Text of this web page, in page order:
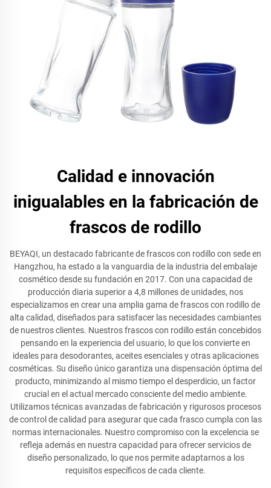
Calidad e innovación
inigualables en la fabricación de
frascos de rodillo
BEYAQI, un destacado fabricante de frascos con rodillo con sede en
Hangzhou, ha estado a la vanguardia de la industria del embalaje
cosmético desde su fundación en 2017. Con una capacidad de
producción diaria superior a 4,8 millones de unidades, nos
especializamos en crear una amplia gama de frascos con rodillo de
alta calidad, diseñados para satisfacer las necesidades cambiantes
de nuestros clientes. Nuestros frascos con rodillo están concebidos
pensando en la experiencia del usuario, lo que los convierte en
ideales para desodorantes, aceites esenciales y otras aplicaciones
cosméticas. Su diseño único garantiza una dispensación óptima del
producto, minimizando al mismo tiempo el desperdicio, un factor
crucial en el actual mercado consciente del medio ambiente.
Utilizamos técnicas avanzadas de fabricación y rigurosos procesos
de control de calidad para asegurar que cada frasco cumpla con las
normas internacionales. Nuestro compromiso con la excelencia se
refleja además en nuestra capacidad para ofrecer servicios de
diseño personalizado, lo que nos permite adaptarnos a los
requisitos específicos de cada cliente.